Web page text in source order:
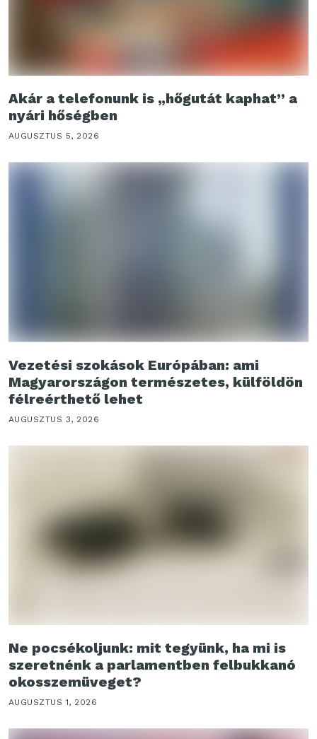
Akár a telefonunk is „hőgutát kaphat” a
nyári hőségben
AUGUSZTUS 5, 2026
Vezetési szokások Európában: ami
Magyarországon természetes, külföldön
félreérthető lehet
AUGUSZTUS 3, 2026
Ne pocsékoljunk: mit tegyünk, ha mi is
szeretnénk a parlamentben felbukkanó
okosszemüveget?
AUGUSZTUS 1, 2026